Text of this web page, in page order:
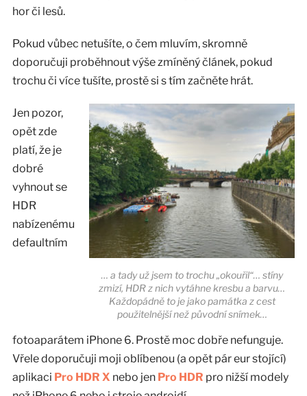
hor či lesů.
Pokud vůbec netušíte, o čem mluvím, skromně
doporučuji proběhnout výše zmíněný článek, pokud
trochu či více tušíte, prostě si s tím začněte hrát.
… a tady už jsem to trochu „okouřil“… stíny
zmizí, HDR z nich vytáhne kresbu a barvu…
Každopádně to je jako památka z cest
použitelnější než původní snímek…
Jen pozor,
opět zde
platí, že je
dobré
vyhnout se
HDR
nabízenému
defaultním
fotoaparátem iPhone 6. Prostě moc dobře nefunguje.
Vřele doporučuji moji oblíbenou (a opět pár eur stojící)
aplikaci Pro HDR X nebo jen Pro HDR pro nižší modely